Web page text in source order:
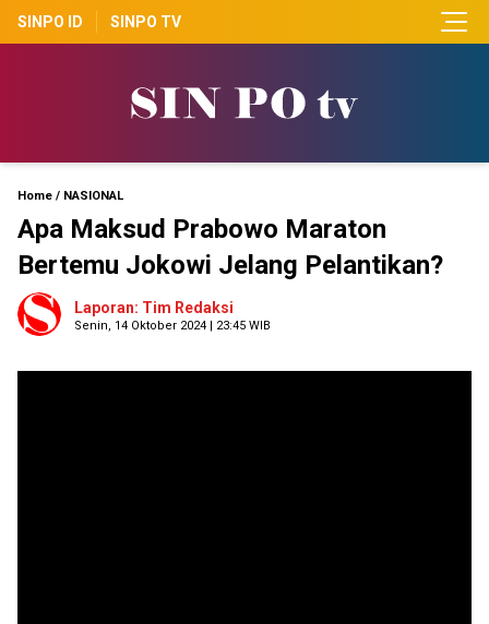
SINPO ID SINPO TV
Home / NASIONAL
Apa Maksud Prabowo Maraton
Bertemu Jokowi Jelang Pelantikan?
Laporan: Tim Redaksi
Senin, 14 Oktober 2024 | 23:45 WIB